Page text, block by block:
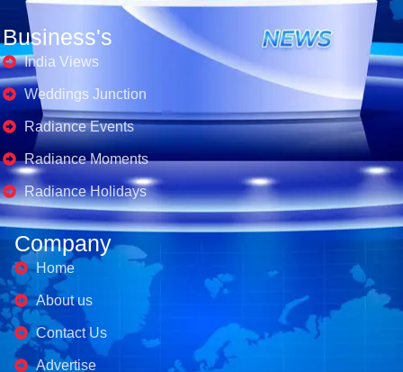
Business's
India Views
Weddings Junction
Radiance Events
Radiance Moments
Radiance Holidays
Company
Home
About us
Contact Us
Advertise